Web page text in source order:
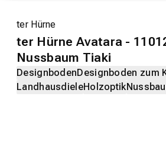
ter Hürne
ter Hürne Avatara -
Nussbaum Tiaki
DesignbodenDesignboden zum
LandhausdieleHolzoptik